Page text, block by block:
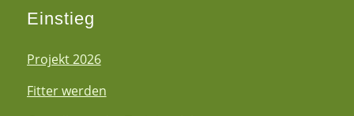
Einstieg
Projekt 2026
Fitter werden